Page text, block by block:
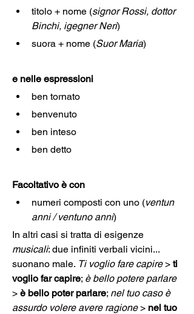
titolo + nome (signor Rossi, dottor
Binchi, igegner Neri)
suora + nome (Suor Maria)
e nelle espressioni
ben tornato
benvenuto
ben inteso
ben detto
Facoltativo è con
numeri composti con uno (ventun
anni / ventuno anni)
In altri casi si tratta di esigenze
musicali: due infiniti verbali vicini...
suonano male. Ti voglio fare capire > ti
voglio far capire; è bello potere parlare
> è bello poter parlare; nel tuo caso è
assurdo volere avere ragione > nel tuo